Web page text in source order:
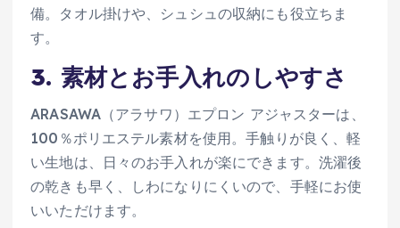
備。タオル掛けや、シュシュの収納にも役立ちま
す。
3. 素材とお手入れのしやすさ
ARASAWA（アラサワ）エプロン アジャスターは、
100％ポリエステル素材を使用。手触りが良く、軽
い生地は、日々のお手入れが楽にできます。洗濯後
の乾きも早く、しわになりにくいので、手軽にお使
いいただけます。